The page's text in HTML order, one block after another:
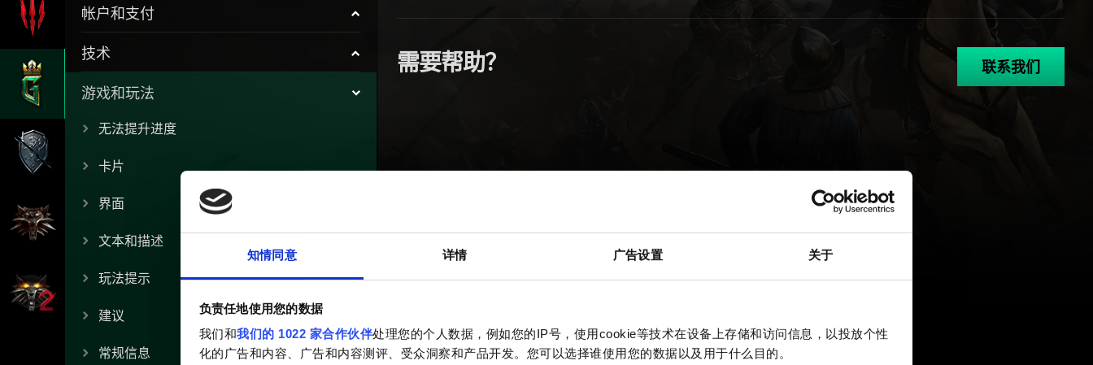
知情同意 详情 广告设置 关于
负责任地使用您的数据
我们和我们的 1022 家合作伙伴处理您的个人数据，例如您的IP号，使用cookie等技术在设备上存储和访问信息，以投放个性
化的广告和内容、广告和内容测评、受众洞察和产品开发。您可以选择谁使用您的数据以及用于什么目的。
帐户和支付
技术
游戏和玩法
无法提升进度
卡片
界面
文本和描述
玩法提示
建议
常规信息
需要帮助？ 联系我们